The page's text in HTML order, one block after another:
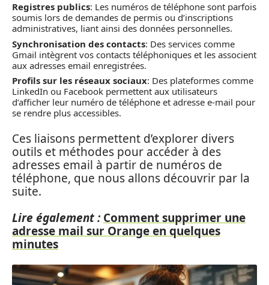
Registres publics: Les numéros de téléphone sont parfois
soumis lors de demandes de permis ou d’inscriptions
administratives, liant ainsi des données personnelles.
Synchronisation des contacts: Des services comme
Gmail intègrent vos contacts téléphoniques et les associent
aux adresses email enregistrées.
Profils sur les réseaux sociaux: Des plateformes comme
LinkedIn ou Facebook permettent aux utilisateurs
d’afficher leur numéro de téléphone et adresse e-mail pour
se rendre plus accessibles.
Ces liaisons permettent d’explorer divers
outils et méthodes pour accéder à des
adresses email à partir de numéros de
téléphone, que nous allons découvrir par la
suite.
Lire également : Comment supprimer une
adresse mail sur Orange en quelques
minutes